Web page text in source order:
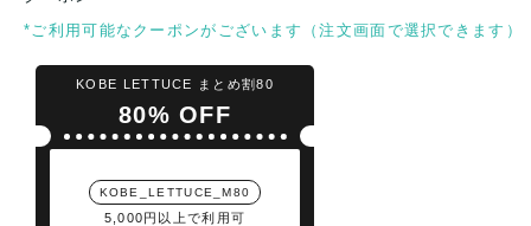
*ご利用可能なクーポンがございます（注文画面で選択できます）
KOBE LETTUCE まとめ割80
80% OFF
KOBE_LETTUCE_M80
5,000円以上で利用可